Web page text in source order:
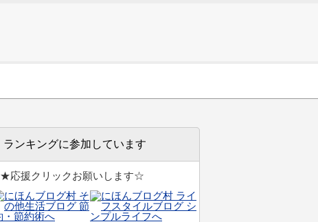
ランキングに参加しています
★応援クリックお願いします☆